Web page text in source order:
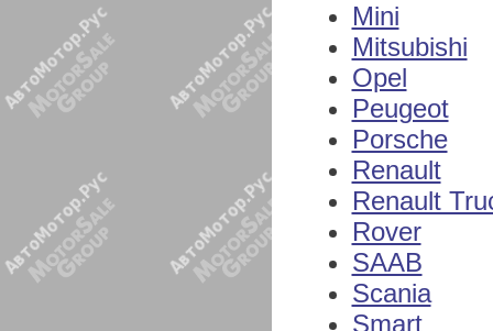
Mini
Mitsubishi
Opel
Peugeot
Porsche
Renault
Renault
Rover
SAAB
Scania
Smart